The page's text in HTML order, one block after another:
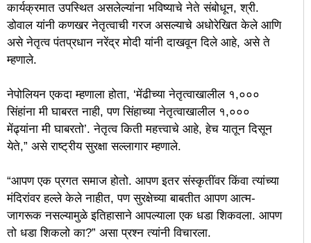
कार्यक्रमात उपस्थित असलेल्यांना भविष्याचे नेते संबोधून, श्री.
डोवाल यांनी कणखर नेतृत्वाची गरज असल्याचे अधोरेखित केले आणि
असे नेतृत्व पंतप्रधान नरेंद्र मोदी यांनी दाखवून दिले आहे, असे ते
म्हणाले.
नेपोलियन एकदा म्हणाला होता, ‘मेंढीच्या नेतृत्वाखालील १,०००
सिंहांना मी घाबरत नाही, पण सिंहाच्या नेतृत्वाखालील १,०००
मेंढ्यांना मी घाबरतो’. नेतृत्व किती महत्त्वाचे आहे, हेच यातून दिसून
येते,” असे राष्ट्रीय सुरक्षा सल्लागार म्हणाले.
“आपण एक प्रगत समाज होतो. आपण इतर संस्कृतींवर किंवा त्यांच्या
मंदिरांवर हल्ले केले नाहीत, पण सुरक्षेच्या बाबतीत आपण आत्म-
जागरूक नसल्यामुळे इतिहासाने आपल्याला एक धडा शिकवला. आपण
तो धडा शिकलो का?” असा प्रश्न त्यांनी विचारला.